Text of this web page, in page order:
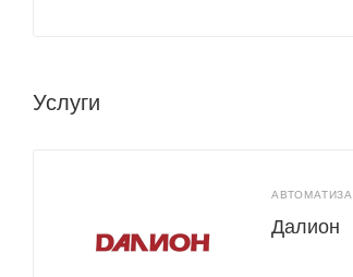
Услуги
Далион